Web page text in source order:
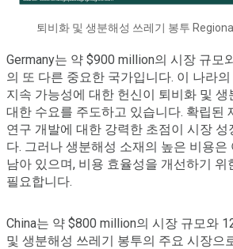
퇴비화 및 생분해성 쓰레기 봉투
Germany는 약 $900 million의 시장 규모
의 또 다른 중요한 국가입니다. 이 나라
지속 가능성에 대한 헌신이 퇴비화 및 생
대한 수요를 주도하고 있습니다. 확립된
연구 개발에 대한 강력한 초점이 시장 성
다. 그러나 생분해성 소재의 높은 비용은
남아 있으며, 비용 효율성을 개선하기 위
필요합니다.
China는 약 $800 million의 시장 규모와
및 생분해성 쓰레기 봉투의 주요 시장으